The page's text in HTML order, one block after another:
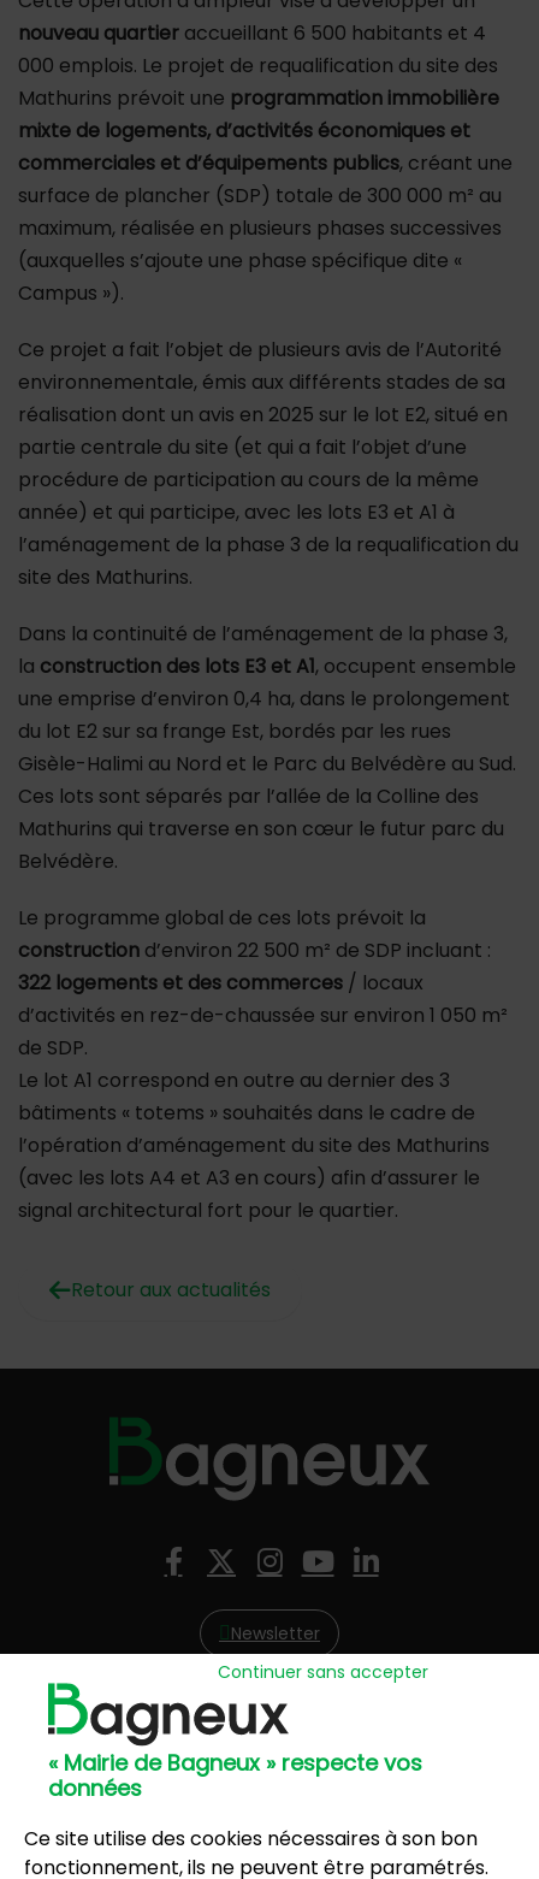
« Mairie de Bagneux » respecte vos
données
Ce site utilise des cookies nécessaires à son bon
fonctionnement, ils ne peuvent être paramétrés.
Continuer sans accepter
nouveau quartier accueillant 6 500 habitants et 4
000 emplois. Le projet de requalification du site des
Mathurins prévoit une programmation immobilière
mixte de logements, d’activités économiques et
commerciales et d’équipements publics, créant une
surface de plancher (SDP) totale de 300 000 m² au
maximum, réalisée en plusieurs phases successives
(auxquelles s’ajoute une phase spécifique dite «
Campus »).
Ce projet a fait l’objet de plusieurs avis de l’Autorité
environnementale, émis aux différents stades de sa
réalisation dont un avis en 2025 sur le lot E2, situé en
partie centrale du site (et qui a fait l’objet d’une
procédure de participation au cours de la même
année) et qui participe, avec les lots E3 et A1 à
l’aménagement de la phase 3 de la requalification du
site des Mathurins.
Dans la continuité de l’aménagement de la phase 3,
la construction des lots E3 et A1, occupent ensemble
une emprise d’environ 0,4 ha, dans le prolongement
du lot E2 sur sa frange Est, bordés par les rues
Gisèle-Halimi au Nord et le Parc du Belvédère au Sud.
Ces lots sont séparés par l’allée de la Colline des
Mathurins qui traverse en son cœur le futur parc du
Belvédère.
Le programme global de ces lots prévoit la
construction d’environ 22 500 m² de SDP incluant :
322 logements et des commerces / locaux
d’activités en rez-de-chaussée sur environ 1 050 m²
de SDP.
Le lot A1 correspond en outre au dernier des 3
bâtiments « totems » souhaités dans le cadre de
l’opération d’aménagement du site des Mathurins
(avec les lots A4 et A3 en cours) afin d’assurer le
signal architectural fort pour le quartier.
Retour aux actualités
Facebook
X (Twitter)
Instagram
YouTube
LinkedIn
Newsletter
Hôtel de Ville
57, avenue Henri Ravera - 92220 Bagneux
01 42 31 60 00
8, résidence du Port Galand - 92220 Bagneux
01 45 47 62 00